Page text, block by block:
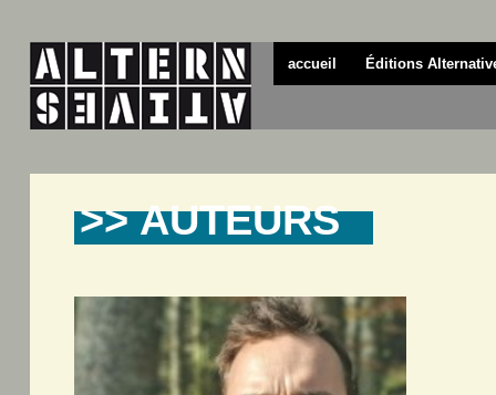
accueil Éditions
>> AUTEURS